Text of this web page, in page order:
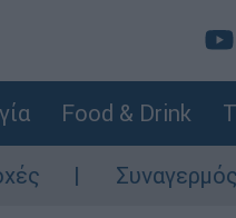
Food & Drink
Συναγερμός στον